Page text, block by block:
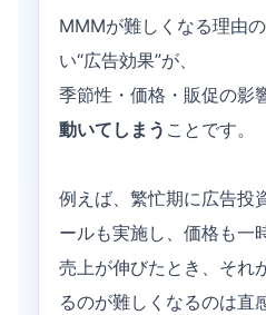
MMMが難しくなる理由
い“広告効果”が、
季節性・価格・販促の影
動いてしまう ことです。
例えば、繁忙期に広告投
ールも実施し、価格も一
売上が伸びたとき、それ
るのが難しくなるのは直